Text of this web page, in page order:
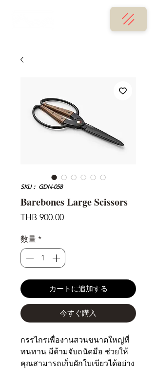
SKU： GDN-058
Barebones Large Scissors
THB 900.00価
数量 *
カートに追加する
今すぐ購入
กรรไกรเพื่องานสวนขนาดใหญ่ที่
ทนทาน มีด้ามจับถนัดมือ ช่วยให้
คุณสามารถเก็บผักใบเขียวได้อย่าง